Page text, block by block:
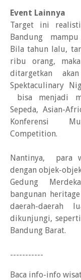
Event Lainnya
Target ini
Bandung
Bila tahun lalu,
ribu orang,
ditargetkan
Spektaculinary
bisa menjadi
Sepeda, Asian-
Konferensi
Competition.
Nantinya, para
dengan objek-
Gedung
bangunan
daerah-daerah
dikunjungi,
Bandung Barat.
-----------
Baca info-info